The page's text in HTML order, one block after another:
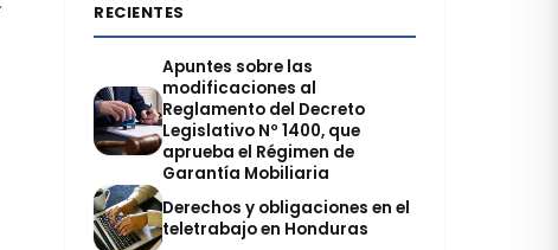
RECIENTES
Apuntes sobre las
modificaciones al
Reglamento del Decreto
Legislativo Nº 1400, que
aprueba el Régimen de
Garantía Mobiliaria
Derechos y obligaciones en el
teletrabajo en Honduras